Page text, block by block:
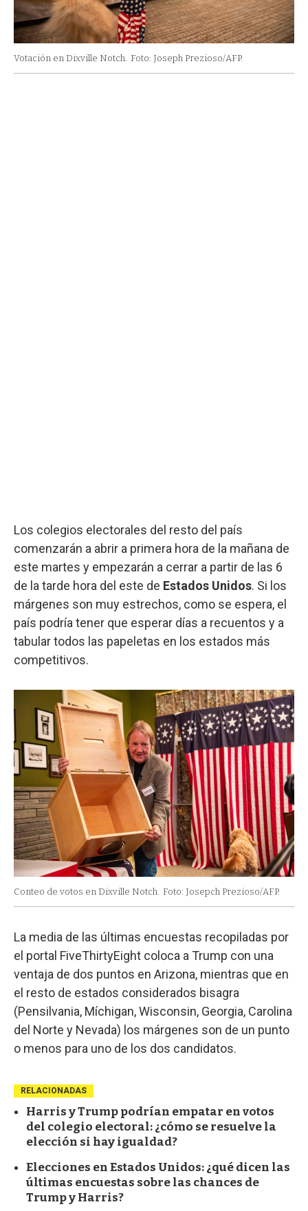
Votación en Dixville Notch. Foto: Joseph Prezioso/AFP.
Los colegios electorales del resto del país
comenzarán a abrir a primera hora de la mañana de
este martes y empezarán a cerrar a partir de las 6
de la tarde hora del este de Estados Unidos. Si los
márgenes son muy estrechos, como se espera, el
país podría tener que esperar días a recuentos y a
tabular todos las papeletas en los estados más
competitivos.
Conteo de votos en Dixville Notch. Foto: Josepch Prezioso/AFP.
La media de las últimas encuestas recopiladas por
el portal FiveThirtyEight coloca a Trump con una
ventaja de dos puntos en Arizona, mientras que en
el resto de estados considerados bisagra
(Pensilvania, Míchigan, Wisconsin, Georgia, Carolina
del Norte y Nevada) los márgenes son de un punto
o menos para uno de los dos candidatos.
RELACIONADAS
Harris y Trump podrían empatar en votos
del colegio electoral: ¿cómo se resuelve la
elección si hay igualdad?
Elecciones en Estados Unidos: ¿qué dicen las
últimas encuestas sobre las chances de
Trump y Harris?